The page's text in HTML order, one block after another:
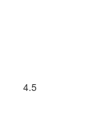
4.5